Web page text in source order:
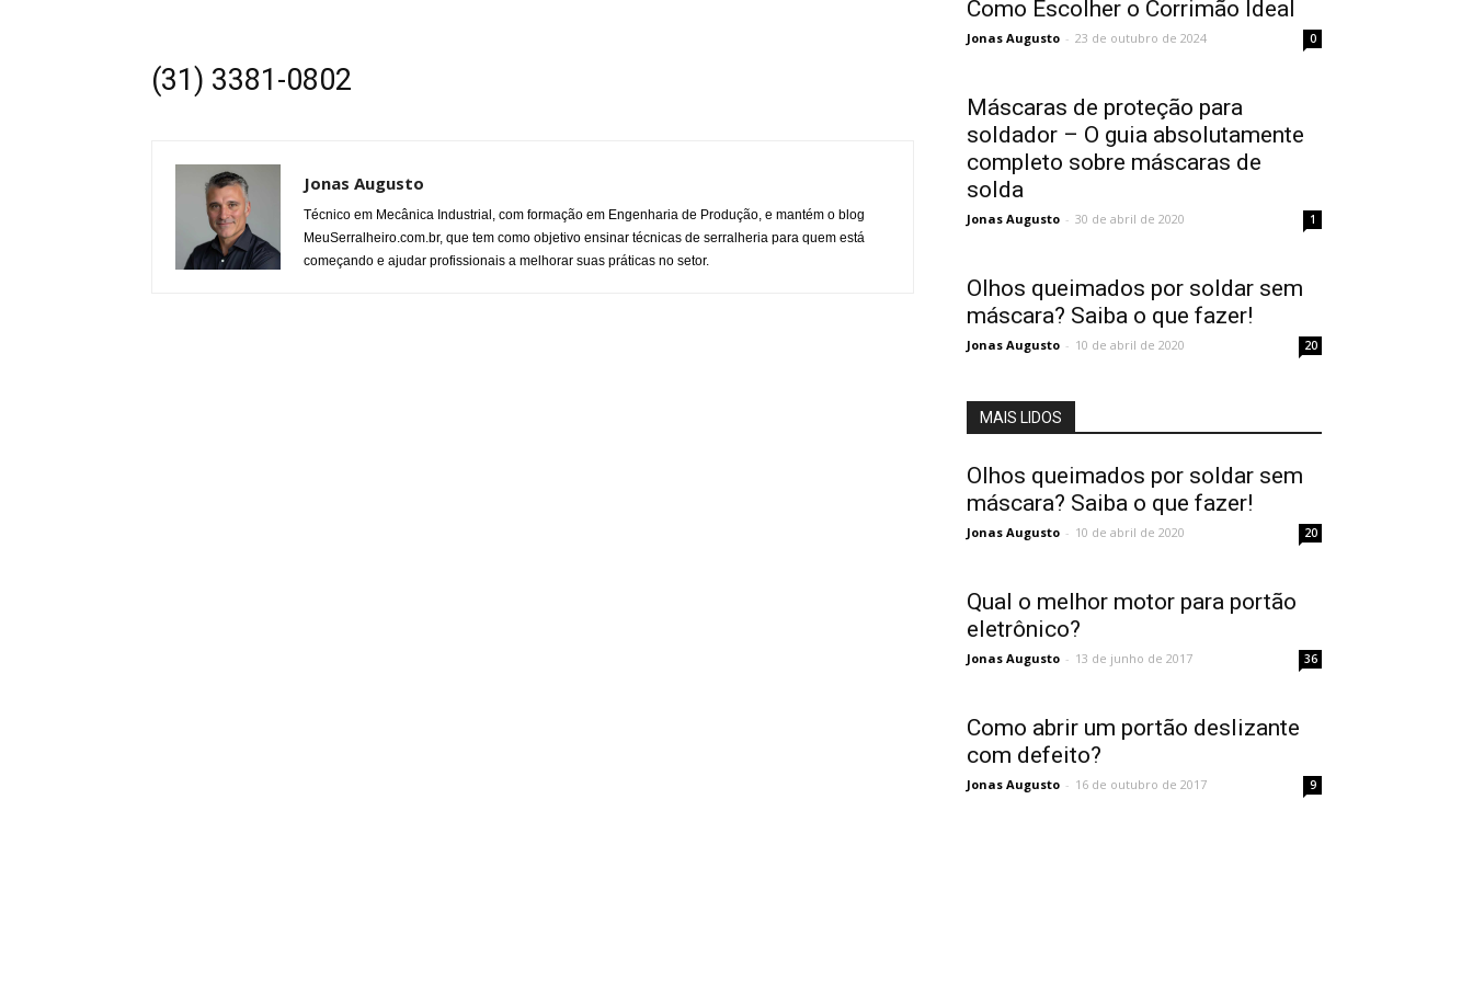
(31) 3381-0802
Jonas Augusto
Técnico em Mecânica Industrial, com formação em Engenharia de Produção, e mantém o blog
MeuSerralheiro.com.br, que tem como objetivo ensinar técnicas de serralheria para quem está
começando e ajudar profissionais a melhorar suas práticas no setor.
Como Escolher o Corrimão Ideal
Jonas Augusto - 23 de outubro de 2024 0
Máscaras de proteção para
soldador – O guia absolutamente
completo sobre máscaras de
solda
Jonas Augusto - 30 de abril de 2020 1
Olhos queimados por soldar sem
máscara? Saiba o que fazer!
Jonas Augusto - 10 de abril de 2020 20
MAIS LIDOS
Olhos queimados por soldar sem
máscara? Saiba o que fazer!
Jonas Augusto - 10 de abril de 2020 20
Qual o melhor motor para portão
eletrônico?
Jonas Augusto - 13 de junho de 2017 36
Como abrir um portão deslizante
com defeito?
Jonas Augusto - 16 de outubro de 2017 9